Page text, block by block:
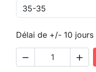
Délai de +/- 10 jours
 